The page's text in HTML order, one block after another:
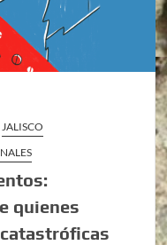
JALISCO
quienes